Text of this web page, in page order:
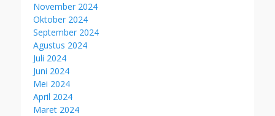
November 2024
Oktober 2024
September 2024
Agustus 2024
Juli 2024
Juni 2024
Mei 2024
April 2024
Maret 2024